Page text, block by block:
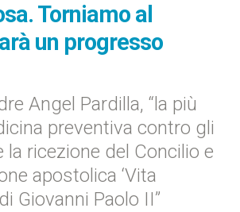
Torniamo al
un progresso
Angel Pardilla, “la più
preventiva contro gli
la ricezione del Concilio e
apostolica ‘Vita
Giovanni Paolo II”